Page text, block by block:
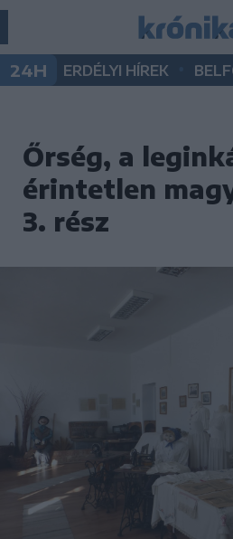
24H ERDÉLYI HÍREK
Őrség, a
érintetlen
3. rész